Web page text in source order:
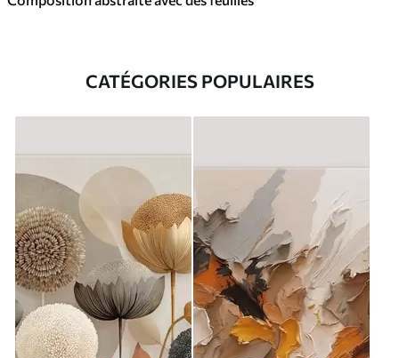
CATÉGORIES POPULAIRES